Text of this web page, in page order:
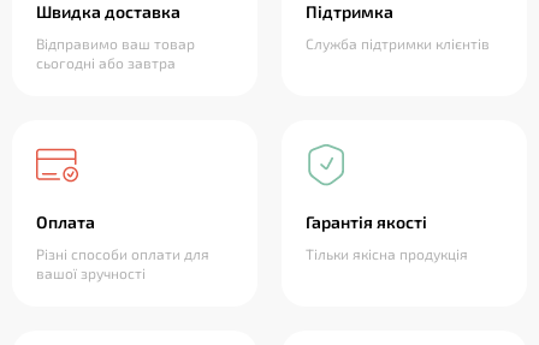
Швидка доставка
Відправимо ваш товар
сьогодні або завтра
Підтримка
Служба підтримки клієнтів
Оплата
Різні способи оплати для
вашої зручності
Гарантія якості
Тільки якісна продукція